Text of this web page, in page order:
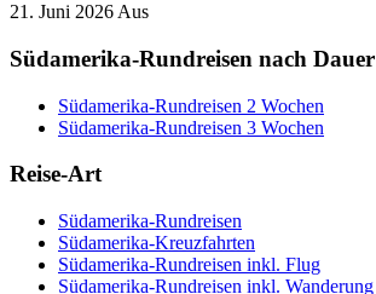
21. Juni 2026 Aus
Südamerika-Rundreisen nach Dauer
Südamerika-Rundreisen 2 Wochen
Südamerika-Rundreisen 3 Wochen
Reise-Art
Südamerika-Rundreisen
Südamerika-Kreuzfahrten
Südamerika-Rundreisen inkl. Flug
Südamerika-Rundreisen inkl. Wanderung